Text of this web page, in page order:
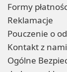
Formy
Reklamacje
Pouczenie o
Kontakt z nami
Ogólne